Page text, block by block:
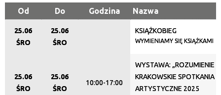
Trwające w zakresie
Miejsce
Od Do Godzina Nazwa
25.06
ŚRO
25.06
ŚRO
KSIĄŻKOBIEG
WYMIENIAMY SIĘ KSIĄŻKAMI
25.06
ŚRO
25.06
ŚRO
10:00-17:00
WYSTAWA: „ROZUMIENIE
KRAKOWSKIE SPOTKANIA
ARTYSTYCZNE 2025